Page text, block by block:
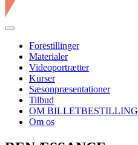
Menu
Forestillinger
Materialer
Videoportrætter
Kurser
Sæsonpræsentationer
Tilbud
OM BILLETBESTILLING
Om os